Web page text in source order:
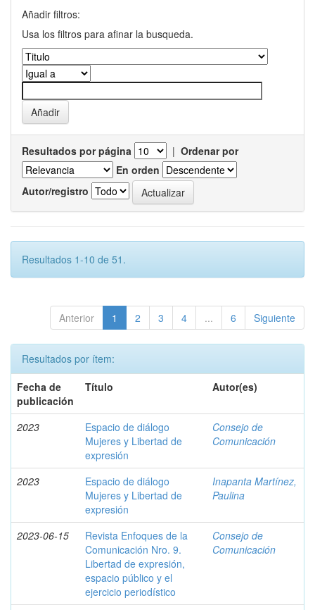
Añadir filtros:
Usa los filtros para afinar la busqueda.
Resultados por página | Ordenar por
En orden
Autor/registro
Resultados 1-10 de 51.
Anterior 1 2 3 4 ... 6 Siguiente
Resultados por ítem:
Fecha de
publicación
Título Autor(es)
2023
Espacio de diálogo
Mujeres y Libertad de
expresión
Consejo de
Comunicación
2023
Espacio de diálogo
Mujeres y Libertad de
expresión
Inapanta Martínez,
Paulina
2023-06-15
Revista Enfoques de la
Comunicación Nro. 9.
Libertad de expresión,
espacio público y el
ejercicio periodístico
Consejo de
Comunicación